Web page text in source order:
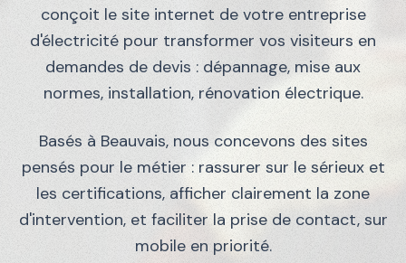
conçoit le site internet de votre entreprise
d'électricité pour transformer vos visiteurs en
demandes de devis : dépannage, mise aux
normes, installation, rénovation électrique.
Basés à Beauvais, nous concevons des sites
pensés pour le métier : rassurer sur le sérieux et
les certifications, afficher clairement la zone
d'intervention, et faciliter la prise de contact, sur
mobile en priorité.